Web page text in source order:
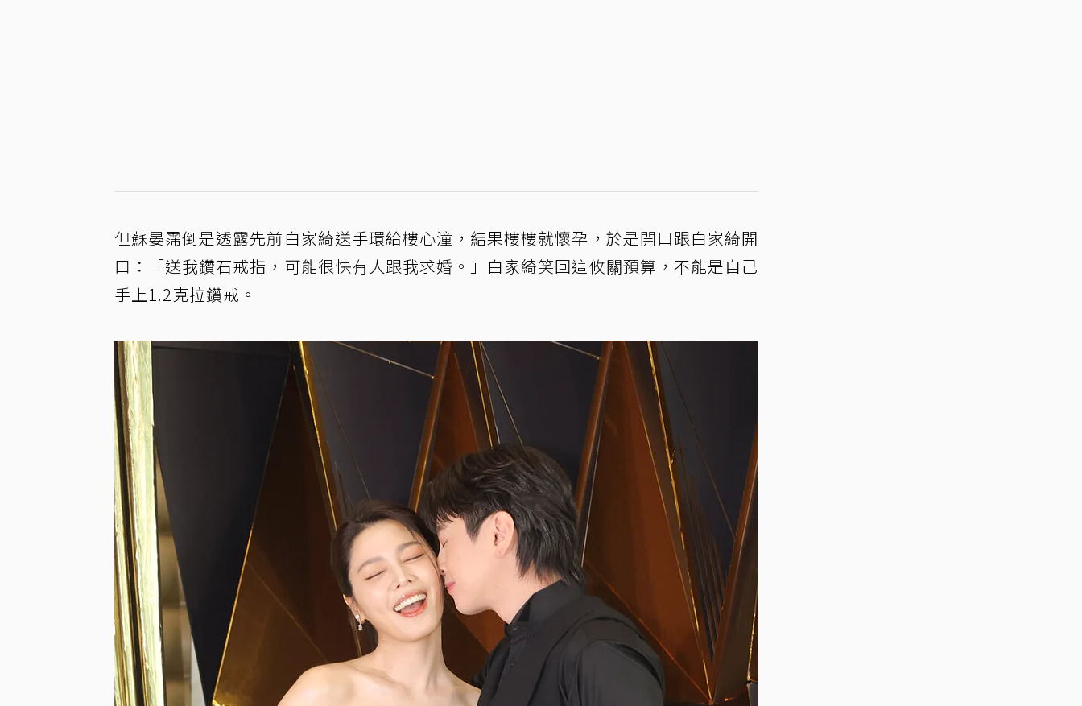
但蘇晏霈倒是透露先前白家綺送手環給樓心潼，結果樓樓就懷孕，於是開口跟白家綺開
口：「送我鑽石戒指，可能很快有人跟我求婚。」白家綺笑回這攸關預算，不能是自己
手上1.2克拉鑽戒。